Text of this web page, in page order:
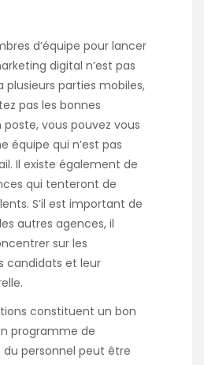
d’équipe pour lancer
digital n’est pas
plusieurs parties mobiles,
pas les bonnes
vous pouvez vous
équipe qui n’est pas
Il existe également de
qui tenteront de
S’il est important de
autres agences, il
sur les
candidats et leur
constituent un bon
programme de
personnel peut être